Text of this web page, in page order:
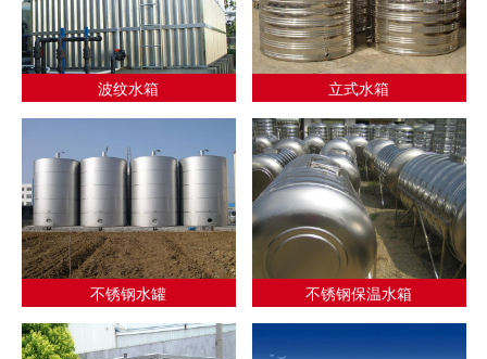
波纹水箱 立式水箱
不锈钢水罐 不锈钢保温水箱